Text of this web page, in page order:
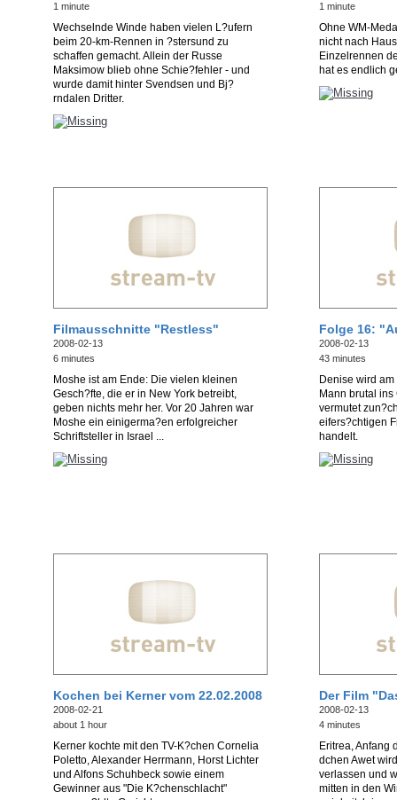
1 minute
Wechselnde Winde haben vielen L?ufern
beim 20-km-Rennen in ?stersund zu
schaffen gemacht. Allein der Russe
Maksimow blieb ohne Schie?fehler - und
wurde damit hinter Svendsen und Bj?
rndalen Dritter.
1 minute
Ohne WM-
nicht nach
Einzelrennen
hat es endlich
Filmausschnitte "Restless"
2008-02-13
6 minutes
Moshe ist am Ende: Die vielen kleinen
Gesch?fte, die er in New York betreibt,
geben nichts mehr her. Vor 20 Jahren war
Moshe ein einigerma?en erfolgreicher
Schriftsteller in Israel ...
Folge 16:
2008-02-13
43 minutes
Denise wird
Mann brutal
vermutet
eifers?chtigen
handelt.
Kochen bei Kerner vom 22.02.2008
2008-02-21
about 1 hour
Kerner kochte mit den TV-K?chen Cornelia
Poletto, Alexander Herrmann, Horst Lichter
und Alfons Schuhbeck sowie einem
Gewinner aus "Die K?chenschlacht"
Der Film
2008-02-13
4 minutes
Eritrea, Anfang
dchen Awet
verlassen und
mitten in den